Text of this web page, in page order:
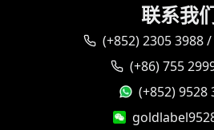
联系我
(+852) 2305 3988
(+86) 755
(+852) 9528